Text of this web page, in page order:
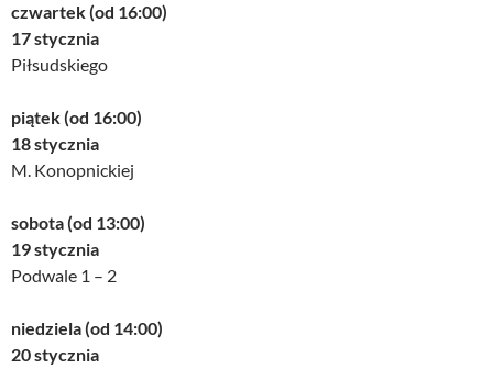
czwartek (od 16:00)
17 stycznia
Piłsudskiego
piątek (od 16:00)
18 stycznia
M. Konopnickiej
sobota (od 13:00)
19 stycznia
Podwale 1 – 2
niedziela (od 14:00)
20 stycznia